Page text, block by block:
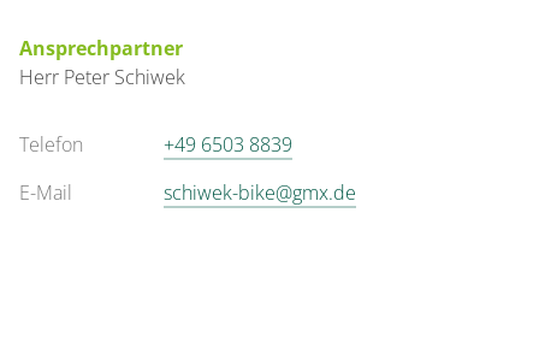
Ansprechpartner
Herr Peter Schiwek
Telefon
+49 6503 8839
E-Mail
schiwek-bike@gmx.de